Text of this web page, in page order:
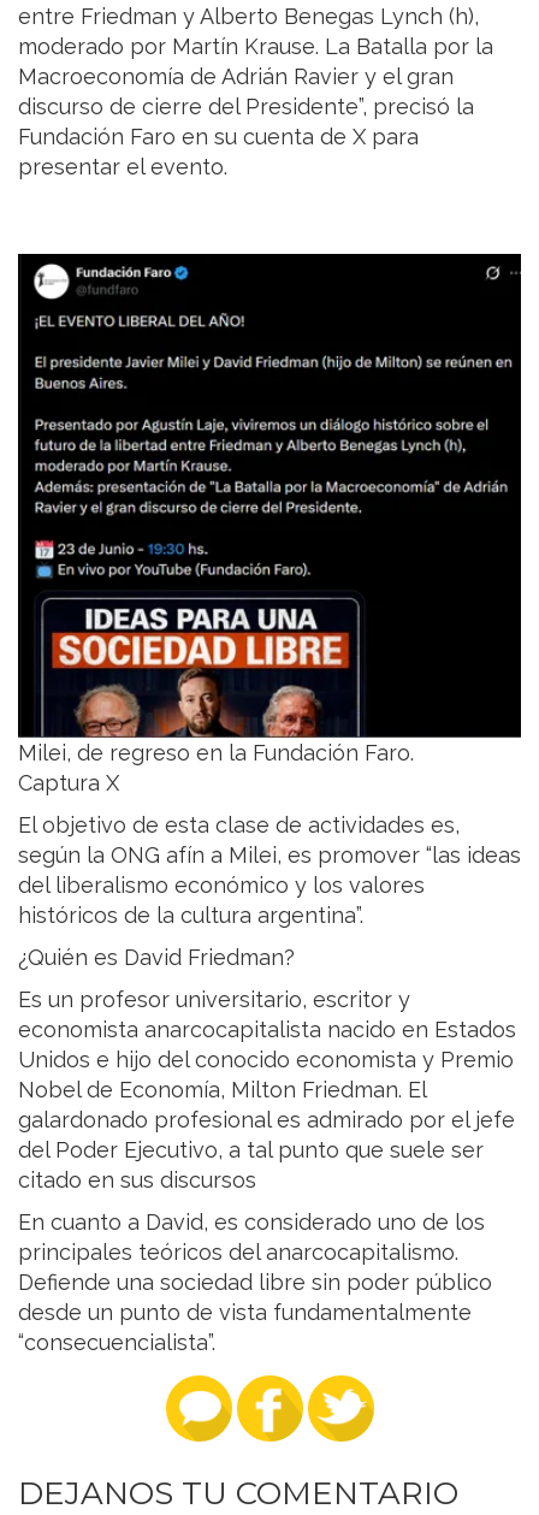
entre Friedman y Alberto Benegas Lynch (h),
moderado por Martín Krause. La Batalla por la
Macroeconomía de Adrián Ravier y el gran
discurso de cierre del Presidente”, precisó la
Fundación Faro en su cuenta de X para
presentar el evento.
Milei, de regreso en la Fundación Faro.
Captura X
El objetivo de esta clase de actividades es,
según la ONG afín a Milei, es promover “las ideas
del liberalismo económico y los valores
históricos de la cultura argentina”.
¿Quién es David Friedman?
Es un profesor universitario, escritor y
economista anarcocapitalista nacido en Estados
Unidos e hijo del conocido economista y Premio
Nobel de Economía, Milton Friedman. El
galardonado profesional es admirado por el jefe
del Poder Ejecutivo, a tal punto que suele ser
citado en sus discursos
En cuanto a David, es considerado uno de los
principales teóricos del anarcocapitalismo.
Defiende una sociedad libre sin poder público
desde un punto de vista fundamentalmente
“consecuencialista”.
DEJANOS TU COMENTARIO